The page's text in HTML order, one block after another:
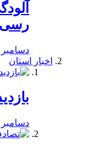
رسی
دسامبر 24, 2019
اخبار استان
دسامبر 24, 2019